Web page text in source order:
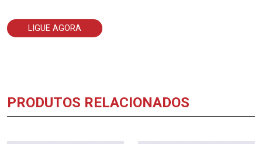
LIGUE AGORA
PRODUTOS RELACIONADOS